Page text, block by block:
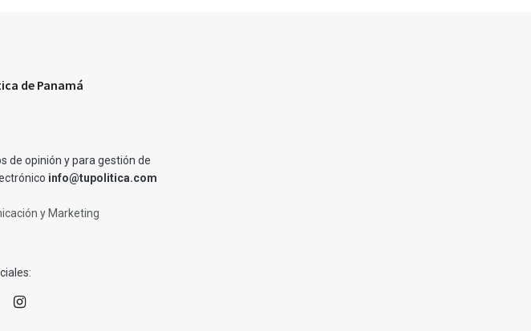
de Panamá
de opinión y para gestión de
info@tupolitica.com
y Marketing